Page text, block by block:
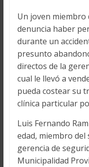
Un joven miembro
denuncia haber
durante un
presunto
directos de la
cual le llevó a
pueda costear su
clínica particular
Luis Fernando
edad, miembro
gerencia de
Municipalidad